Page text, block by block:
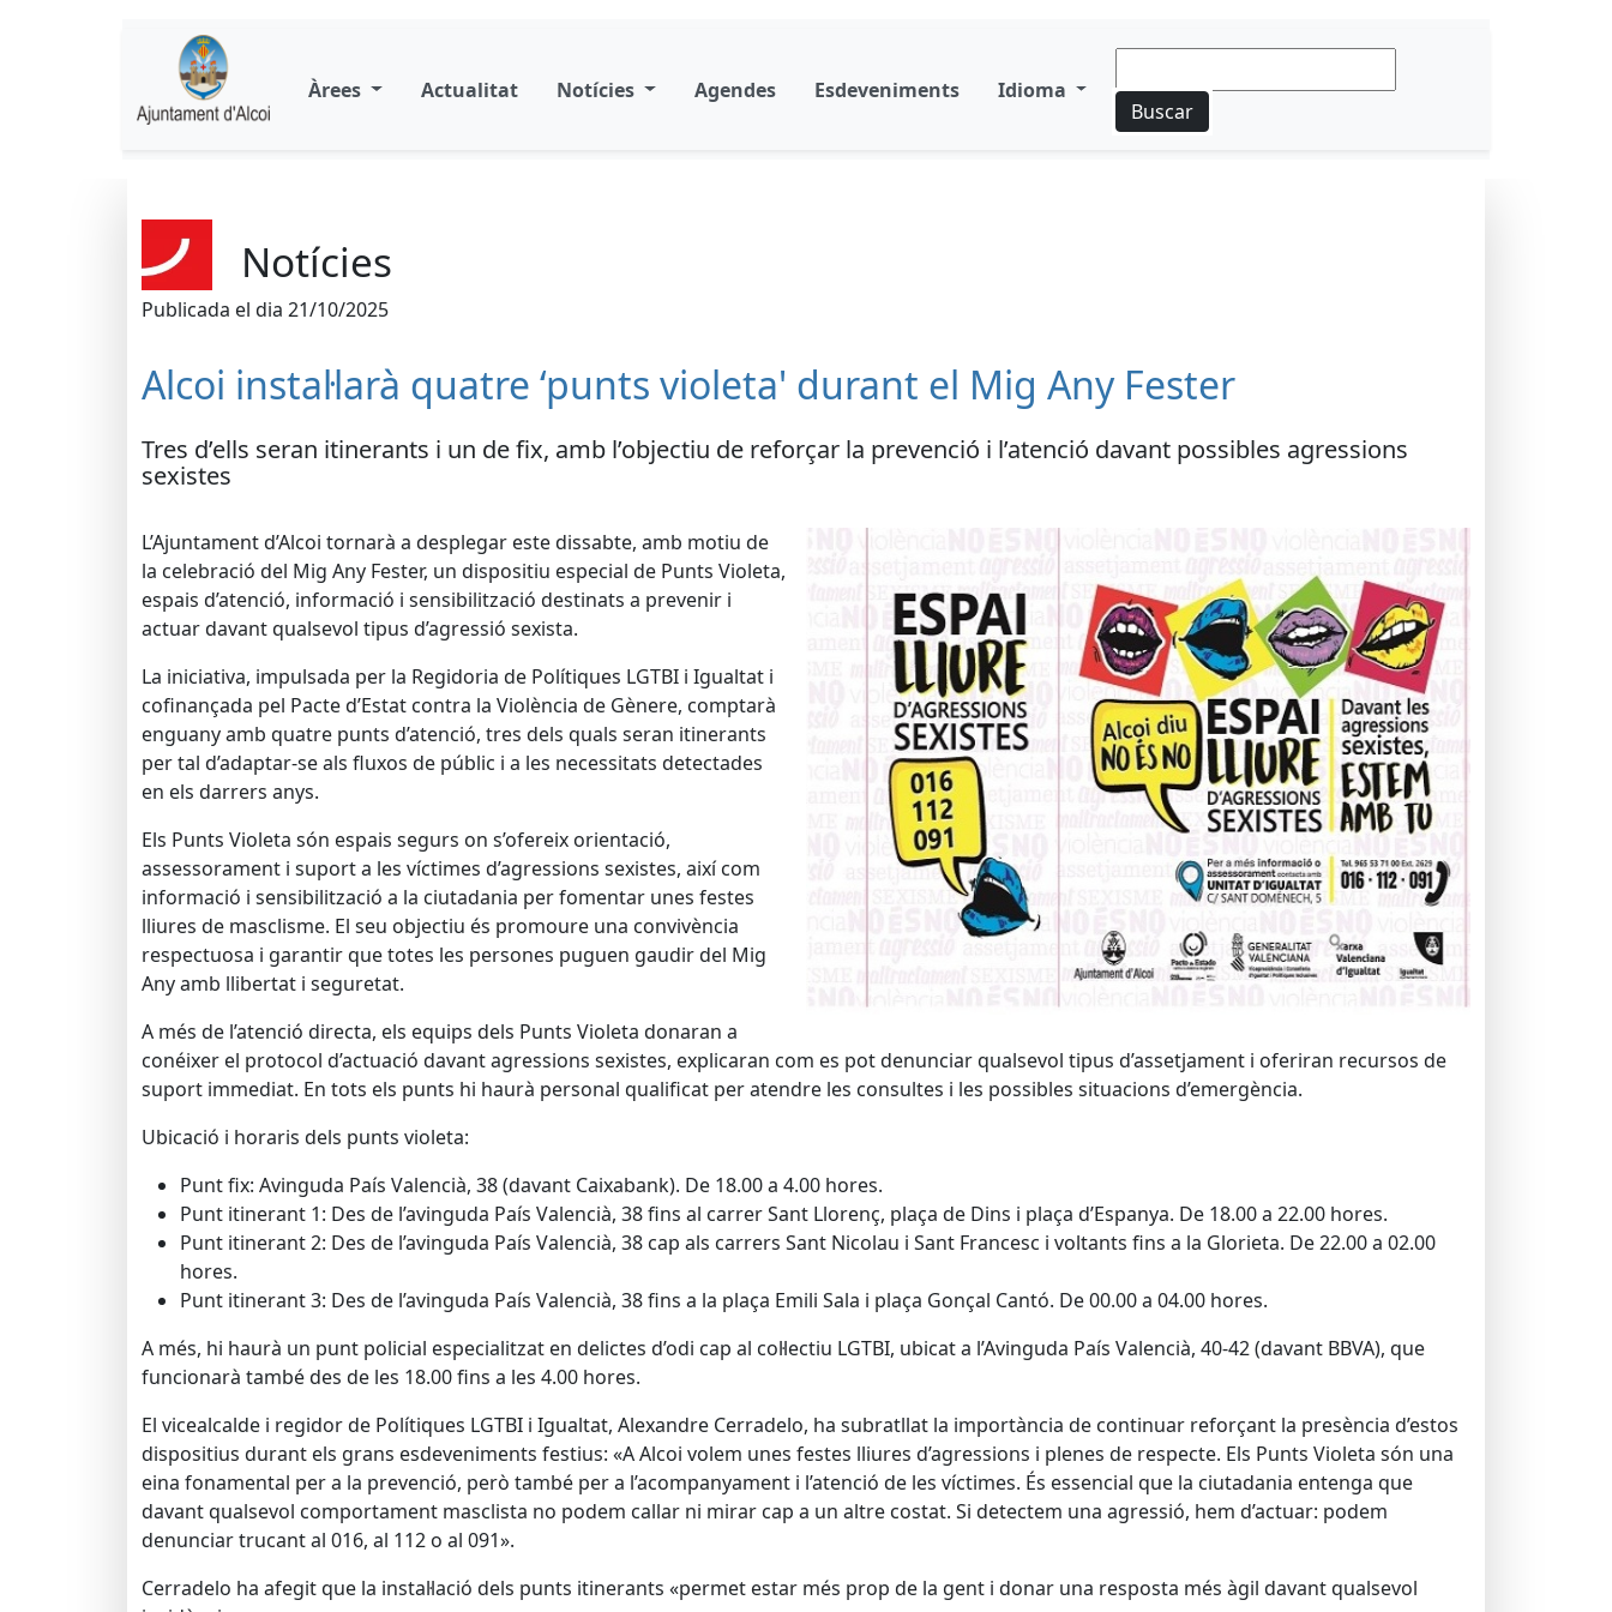
Àrees Actualitat Notícies Agendes Esdeveniments
Idioma
Buscar
Notícies
Publicada el dia 21/10/2025
Alcoi instal·larà quatre ‘punts violeta' durant el Mig Any Fester
Tres d’ells seran itinerants i un de fix, amb l’objectiu de reforçar la prevenció i l’atenció davant possibles agressions
sexistes
L’Ajuntament d’Alcoi tornarà a desplegar este dissabte, amb motiu de
la celebració del Mig Any Fester, un dispositiu especial de Punts Violeta,
espais d’atenció, informació i sensibilització destinats a prevenir i
actuar davant qualsevol tipus d’agressió sexista.
La iniciativa, impulsada per la Regidoria de Polítiques LGTBI i Igualtat i
cofinançada pel Pacte d’Estat contra la Violència de Gènere, comptarà
enguany amb quatre punts d’atenció, tres dels quals seran itinerants
per tal d’adaptar-se als fluxos de públic i a les necessitats detectades
en els darrers anys.
Els Punts Violeta són espais segurs on s’ofereix orientació,
assessorament i suport a les víctimes d’agressions sexistes, així com
informació i sensibilització a la ciutadania per fomentar unes festes
lliures de masclisme. El seu objectiu és promoure una convivència
respectuosa i garantir que totes les persones puguen gaudir del Mig
Any amb llibertat i seguretat.
A més de l’atenció directa, els equips dels Punts Violeta donaran a
conéixer el protocol d’actuació davant agressions sexistes, explicaran com es pot denunciar qualsevol tipus d’assetjament i oferiran recursos de
suport immediat. En tots els punts hi haurà personal qualificat per atendre les consultes i les possibles situacions d’emergència.
Ubicació i horaris dels punts violeta:
Punt fix: Avinguda País Valencià, 38 (davant Caixabank). De 18.00 a 4.00 hores.
Punt itinerant 1: Des de l’avinguda País Valencià, 38 fins al carrer Sant Llorenç, plaça de Dins i plaça d’Espanya. De 18.00 a 22.00 hores.
Punt itinerant 2: Des de l’avinguda País Valencià, 38 cap als carrers Sant Nicolau i Sant Francesc i voltants fins a la Glorieta. De 22.00 a 02.00
hores.
Punt itinerant 3: Des de l’avinguda País Valencià, 38 fins a la plaça Emili Sala i plaça Gonçal Cantó. De 00.00 a 04.00 hores.
A més, hi haurà un punt policial especialitzat en delictes d’odi cap al col·lectiu LGTBI, ubicat a l’Avinguda País Valencià, 40-42 (davant BBVA), que
funcionarà també des de les 18.00 fins a les 4.00 hores.
El vicealcalde i regidor de Polítiques LGTBI i Igualtat, Alexandre Cerradelo, ha subratllat la importància de continuar reforçant la presència d’estos
dispositius durant els grans esdeveniments festius: «A Alcoi volem unes festes lliures d’agressions i plenes de respecte. Els Punts Violeta són una
eina fonamental per a la prevenció, però també per a l’acompanyament i l’atenció de les víctimes. És essencial que la ciutadania entenga que
davant qualsevol comportament masclista no podem callar ni mirar cap a un altre costat. Si detectem una agressió, hem d’actuar: podem
denunciar trucant al 016, al 112 o al 091».
Cerradelo ha afegit que la instal·lació dels punts itinerants «permet estar més prop de la gent i donar una resposta més àgil davant qualsevol